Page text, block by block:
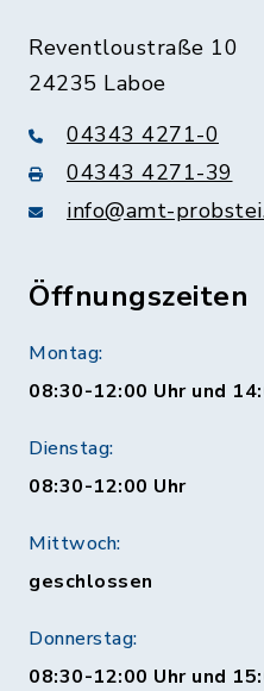
Reventloustraße 10
24235 Laboe
04343 4271-0
04343 4271-39
info@amt-
Öffnungszeiten
Montag:
08:30-12:00 Uhr und
Dienstag:
08:30-12:00 Uhr
Mittwoch:
geschlossen
Donnerstag:
08:30-12:00 Uhr und